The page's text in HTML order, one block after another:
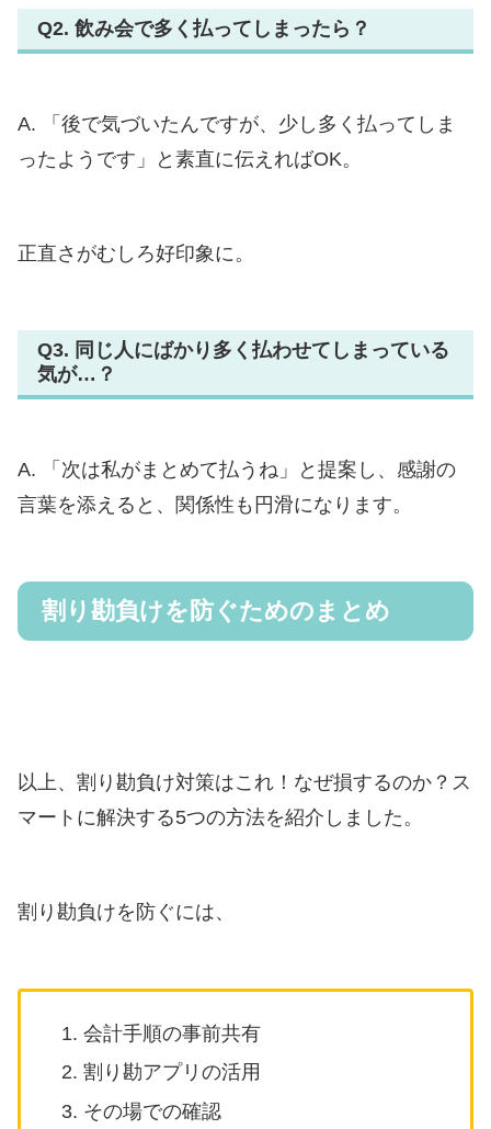
Q2. 飲み会で多く払ってしまったら？
A. 「後で気づいたんですが、少し多く払ってしま
ったようです」と素直に伝えればOK。
正直さがむしろ好印象に。
Q3. 同じ人にばかり多く払わせてしまっている
気が…？
A. 「次は私がまとめて払うね」と提案し、感謝の
言葉を添えると、関係性も円滑になります。
割り勘負けを防ぐためのまとめ
以上、割り勘負け対策はこれ！なぜ損するのか？ス
マートに解決する5つの方法を紹介しました。
割り勘負けを防ぐには、
会計手順の事前共有
割り勘アプリの活用
その場での確認